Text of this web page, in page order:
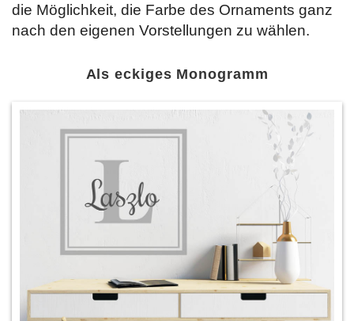
die Möglichkeit, die Farbe des Ornaments ganz
nach den eigenen Vorstellungen zu wählen.
Als eckiges Monogramm